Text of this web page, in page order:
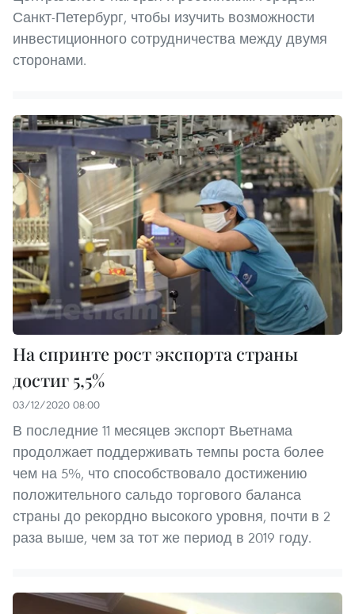
Санкт-Петербург, чтобы изучить возможности
инвестиционного сотрудничества между двумя
сторонами.
На спринте рост экспорта страны
достиг 5,5%
03/12/2020 08:00
В последние 11 месяцев экспорт Вьетнама
продолжает поддерживать темпы роста более
чем на 5%, что способствовало достижению
положительного сальдо торгового баланса
страны до рекордно высокого уровня, почти в 2
раза выше, чем за тот же период в 2019 году.